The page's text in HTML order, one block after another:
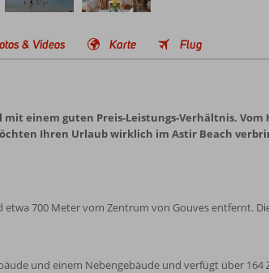
& Videos Karte Flug
einem guten Preis-Leistungs-Verhältnis.
Ihren Urlaub wirklich im Astir Beach
700 Meter vom Zentrum von Gouves entfernt.
und einem Nebengebäude und verfügt über